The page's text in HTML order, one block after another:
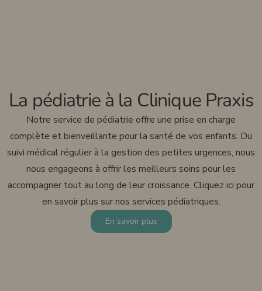
La pédiatrie à la Clinique Praxis
Notre service de pédiatrie offre une prise en charge
complète et bienveillante pour la santé de vos enfants. Du
suivi médical régulier à la gestion des petites urgences, nous
nous engageons à offrir les meilleurs soins pour les
accompagner tout au long de leur croissance. Cliquez ici pour
en savoir plus sur nos services pédiatriques.
En savoir plus